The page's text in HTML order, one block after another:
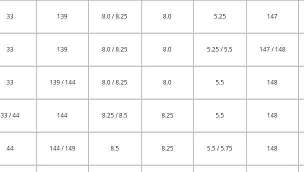
33 139 8.0 / 8.25 8.0 5.25 147
33 139 8.0 / 8.25 8.0 5.25 / 5.5 147 / 148
33 139 / 144 8.0 / 8.25 8.0 5.5 148
33 / 44 144 8.25 / 8.5 8.25 5.5 148
44 144 / 149 8.5 8.25 5.5 / 5.75 148